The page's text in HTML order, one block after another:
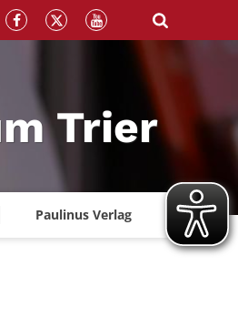
Trier
Paulinus Verlag